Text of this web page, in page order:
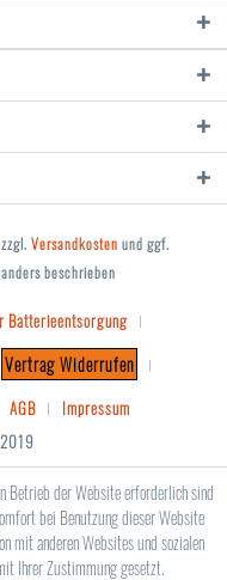
Versandkosten und ggf.
beschrieben
Batterieentsorgung
Vertrag Widerrufen
AGB
Impressum
Betrieb der Website erforderlich sind
bei Benutzung dieser Website
mit anderen Websites und sozialen
Ihrer Zustimmung gesetzt.